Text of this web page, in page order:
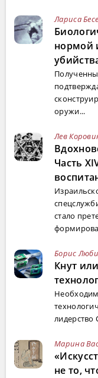
Лариса
нормой
оружи...
Лев
Часть
стало
Борис
Кнут
лидерство
Марина
не то,